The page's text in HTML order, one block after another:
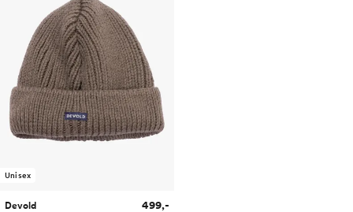
Unisex
Devold
499,-